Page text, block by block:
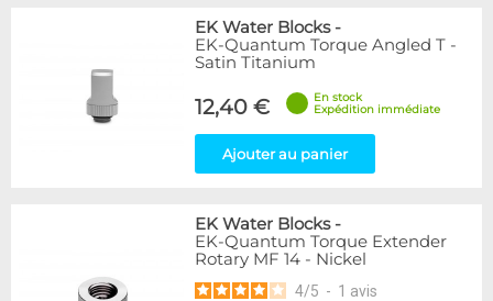
EK Water Blocks-
EK-Quantum Torque Angled T -
Satin Titanium
12,40 €
En stock
Expédition immédiate
Ajouter au panier
EK Water Blocks-
EK-Quantum Torque Extender
Rotary MF 14 - Nickel
4/5 - 1 avis